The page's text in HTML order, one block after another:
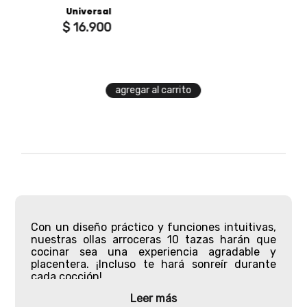
Universal
$ 16.900
agregar al carrito
Con un diseño práctico y funciones intuitivas,
nuestras ollas arroceras 10 tazas harán que
cocinar sea una experiencia agradable y
placentera. ¡Incluso te hará sonreír durante
cada cocción!
olla arrocera Universal 10 tazas
Leer más